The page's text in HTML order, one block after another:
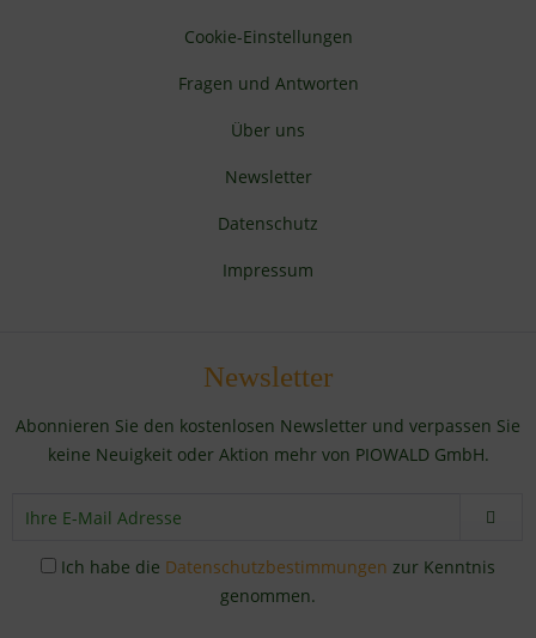
Cookie-Einstellungen
Fragen und Antworten
Über uns
Newsletter
Datenschutz
Impressum
Newsletter
Abonnieren Sie den kostenlosen Newsletter und verpassen Sie
keine Neuigkeit oder Aktion mehr von PIOWALD GmbH.
Ich habe die Datenschutzbestimmungen zur Kenntnis
genommen.